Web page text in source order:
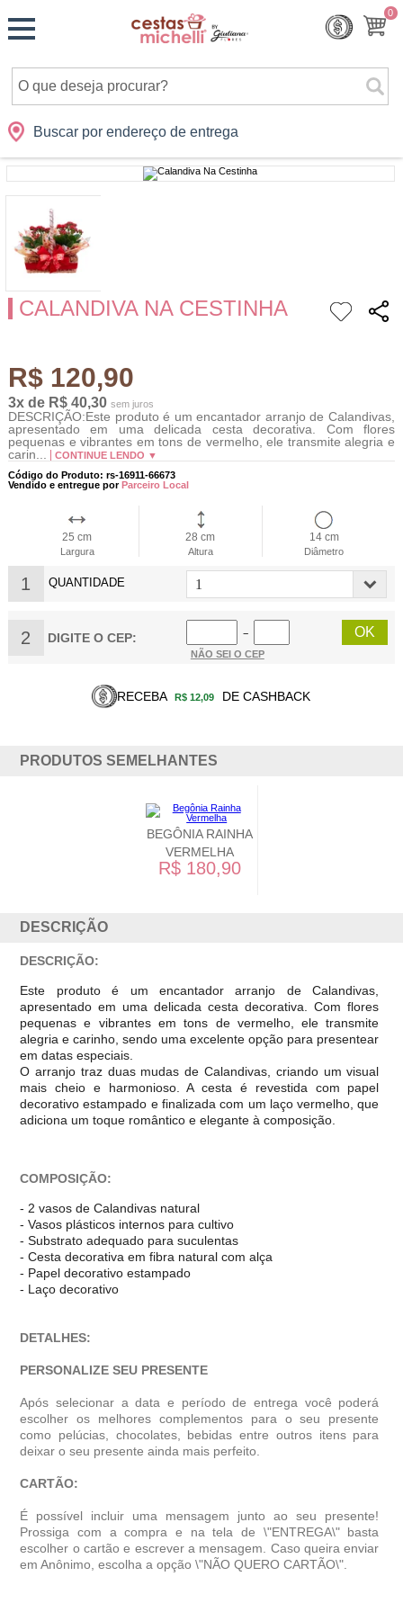
0
Buscar por endereço de entrega
Cidades Presentes Datas Shopping
Monte
sua
Cesta
CALANDIVA NA CESTINHA
R$ 120,90
3x de R$ 40,30 sem juros
DESCRIÇÃO:Este produto é um encantador arranjo de Calandivas,
apresentado em uma delicada cesta decorativa. Com flores
pequenas e vibrantes em tons de vermelho, ele transmite alegria e
carin...
CONTINUE LENDO ▼
Código do Produto: rs-16911-66673
Vendido e entregue porParceiro Local
25 cm
Largura
28 cm
Altura
14 cm
Diâmetro
1 QUANTIDADE
2 DIGITE O CEP:
−
NÃO SEI O CEP
RECEBA R$ 12,09 DE CASHBACK
PRODUTOS SEMELHANTES
BEGÔNIA RAINHA
VERMELHA
R$ 180,90
DESCRIÇÃO
DESCRIÇÃO:
Este produto é um encantador arranjo de Calandivas,
apresentado em uma delicada cesta decorativa. Com flores
pequenas e vibrantes em tons de vermelho, ele transmite
alegria e carinho, sendo uma excelente opção para presentear
em datas especiais.
O arranjo traz duas mudas de Calandivas, criando um visual
mais cheio e harmonioso. A cesta é revestida com papel
decorativo estampado e finalizada com um laço vermelho, que
adiciona um toque romântico e elegante à composição.
COMPOSIÇÃO:
- 2 vasos de Calandivas natural
- Vasos plásticos internos para cultivo
- Substrato adequado para suculentas
- Cesta decorativa em fibra natural com alça
- Papel decorativo estampado
- Laço decorativo
DETALHES:
PERSONALIZE SEU PRESENTE
Após selecionar a data e período de entrega você poder
escolher os melhores complementos para o seu presente
como pelúcias, chocolates, bebidas entre outros itens para
deixar o seu presente ainda mais perfeito.
CARTÃO:
É possível incluir uma mensagem junto ao seu presente!
Prossiga com a compra e na tela de \"ENTREGA\" basta
escolher o cartão e escrever a mensagem. Caso queira enviar
em Anônimo, escolha a opção \"NÃO QUERO CARTÃO\".